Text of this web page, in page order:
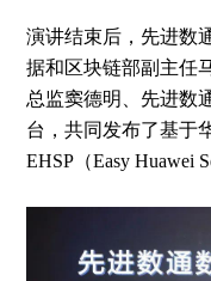
演讲结束后，先进数
据和区块链部副主任
总监窦德明、先进数
台，共同发布了基于
EHSP（Easy Huawei